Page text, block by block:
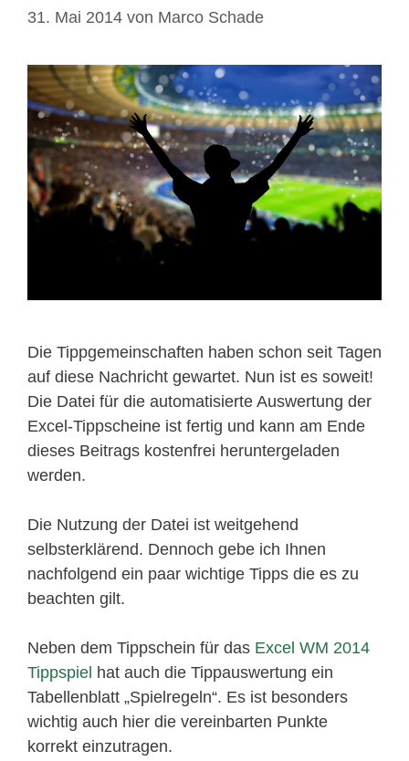
31. Mai 2014 von Marco Schade
Die Tippgemeinschaften haben schon seit Tagen
auf diese Nachricht gewartet. Nun ist es soweit!
Die Datei für die automatisierte Auswertung der
Excel-Tippscheine ist fertig und kann am Ende
dieses Beitrags kostenfrei heruntergeladen
werden.
Die Nutzung der Datei ist weitgehend
selbsterklärend. Dennoch gebe ich Ihnen
nachfolgend ein paar wichtige Tipps die es zu
beachten gilt.
Neben dem Tippschein für das Excel WM 2014
Tippspiel hat auch die Tippauswertung ein
Tabellenblatt „Spielregeln“. Es ist besonders
wichtig auch hier die vereinbarten Punkte
korrekt einzutragen.